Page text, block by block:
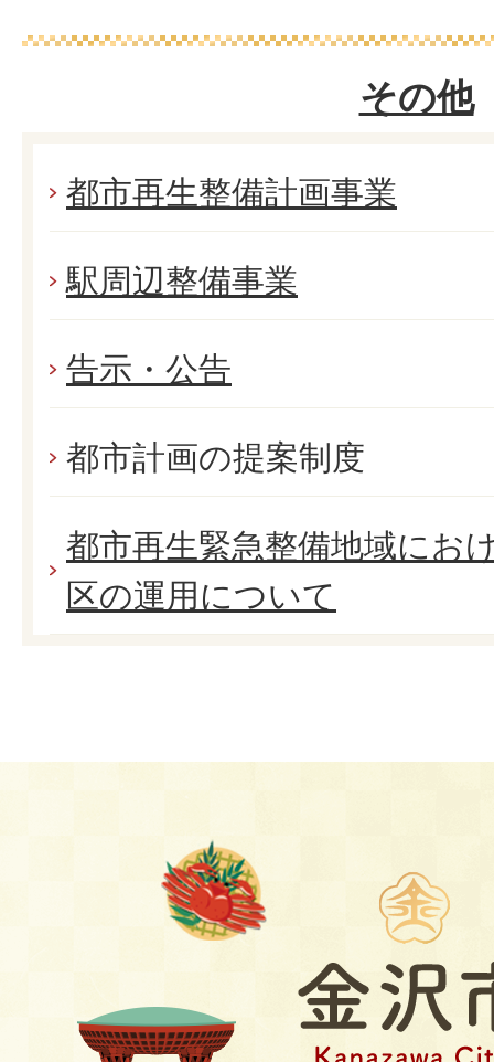
その他
都市再生整備計画事業
駅周辺整備事業
告示・公告
都市計画の提案制度
都市再生緊急整備地域にお
区の運用について